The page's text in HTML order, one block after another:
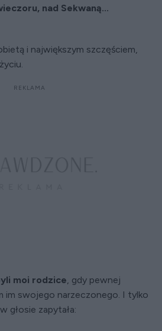
nad Sekwaną...
i największym szczęściem,
moi rodzice, gdy pewnej
im swojego narzeczonego. I tylko
głosie zapytała: